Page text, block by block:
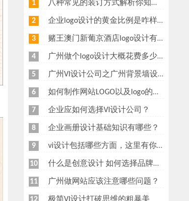
1 八种常见的装订方式解析你知道几种？画册装订方式指南
2 企业logo设计的黄金比例是咋样？
3 赌王澳门新葡京酒店logo设计有什么意义？为什么新葡京酒店logo要做金色主调？
4 广州做个logo设计大概花费多少钱
5 广州VI设计公司之广州背景墙设计多少钱？广州形象墙制作公司怎么收费？
6 如何制作网站LOGO以及logo的重要性
7 企业应如何选择VI设计公司？
8 企业画册设计基础知识有哪些？
9 vi设计包括哪些方面，这里有你想知道的
10 什么是创意设计 如何选择品牌创意设计公司
11 广州做网站应该注意哪些问题？